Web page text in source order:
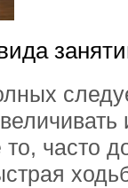
часто